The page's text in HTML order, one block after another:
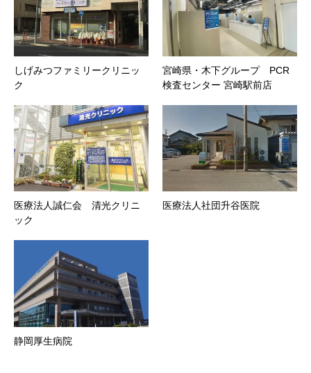
しげみつファミリークリニッ
ク
宮崎県・木下グループ PCR
検査センター 宮崎駅前店
医療法人誠仁会 清光クリニ
ック
医療法人社団升谷医院
静岡厚生病院